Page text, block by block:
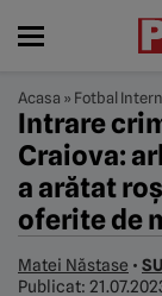
Acasa » Fotbal Intern
Intrare
Craiova:
a arătat
oferite de
Matei Năstase •
Publicat: